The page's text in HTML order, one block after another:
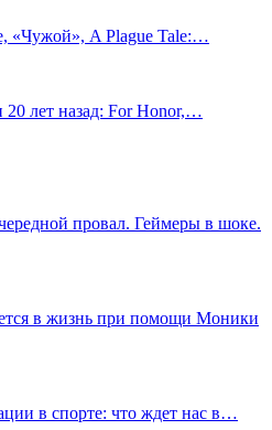
«Чужой», A Plague Tale:…
лет назад: For Honor,…
провал. Геймеры в шоке.
в жизнь при помощи Моники
в спорте: что ждет нас в…